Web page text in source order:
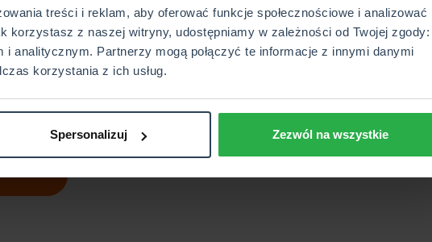
treści i reklam, aby oferować funkcje społecznościowe i analizować
korzystasz z naszej witryny, udostępniamy w zależności od Twojej zgody:
i analitycznym. Partnerzy mogą połączyć te informacje z innymi danymi
korzystania z ich usług.
Spersonalizuj Zezwól na wszystkie
składają się niejako z dwóch
nie mają wewnętrznego elementu.
zewnętrznej strony opony do
w porównaniu z dętkowym, a także
na bezpieczeństwo podczas jazdy. Z
na przebicia, łatwiej można je
radialne – bezdętkowe.